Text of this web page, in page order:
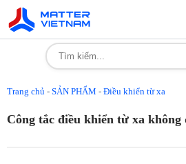
Trang chủ - SẢN PHẨM - Điều khiển từ xa
Công tắc điều khiển từ xa không